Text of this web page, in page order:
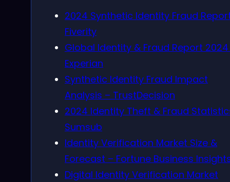
2024 Synthetic Identity Fraud
Fiverity
Global Identity & Fraud Report
Experian
Synthetic Identity Fraud Impact
Analysis – TrustDecision
2024 Identity Theft & Fraud
Sumsub
Identity Verification Market Size &
Forecast – Fortune Business
Digital Identity Verification Market